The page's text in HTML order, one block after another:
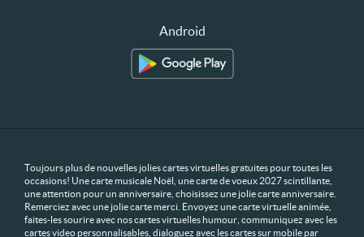
Android
Toujours plus de nouvelles jolies cartes virtuelles gratuites pour toutes les
occasions! Une carte musicale Noël, une carte de voeux 2027 scintillante,
une attention pour un anniversaire, choisissez une jolie carte anniversaire.
Remerciez avec une jolie carte merci. Envoyez une carte virtuelle animée,
faites-les sourire avec nos cartes virtuelles humour, communiquez avec les
cartes video personnalisables, dialoguez avec les cartes sur mobile par